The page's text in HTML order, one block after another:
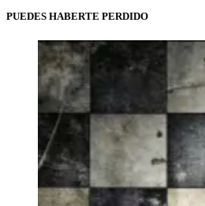
PUEDES HABERTE PERDIDO